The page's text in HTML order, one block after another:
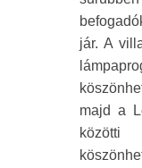
jár. A
majd a
közötti